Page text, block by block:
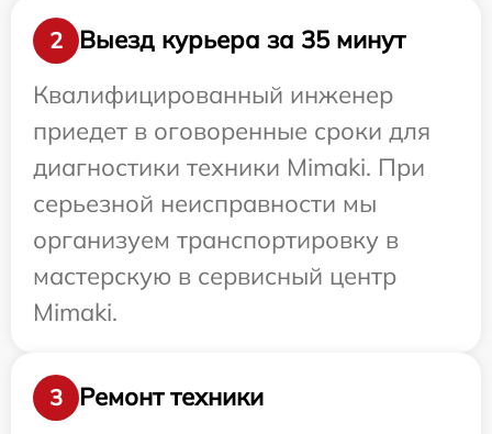
2
Выезд курьера за 35 минут
Квалифицированный инженер
приедет в оговоренные сроки для
диагностики техники Mimaki. При
серьезной неисправности мы
организуем транспортировку в
мастерскую в сервисный центр
Mimaki.
3
Ремонт техники